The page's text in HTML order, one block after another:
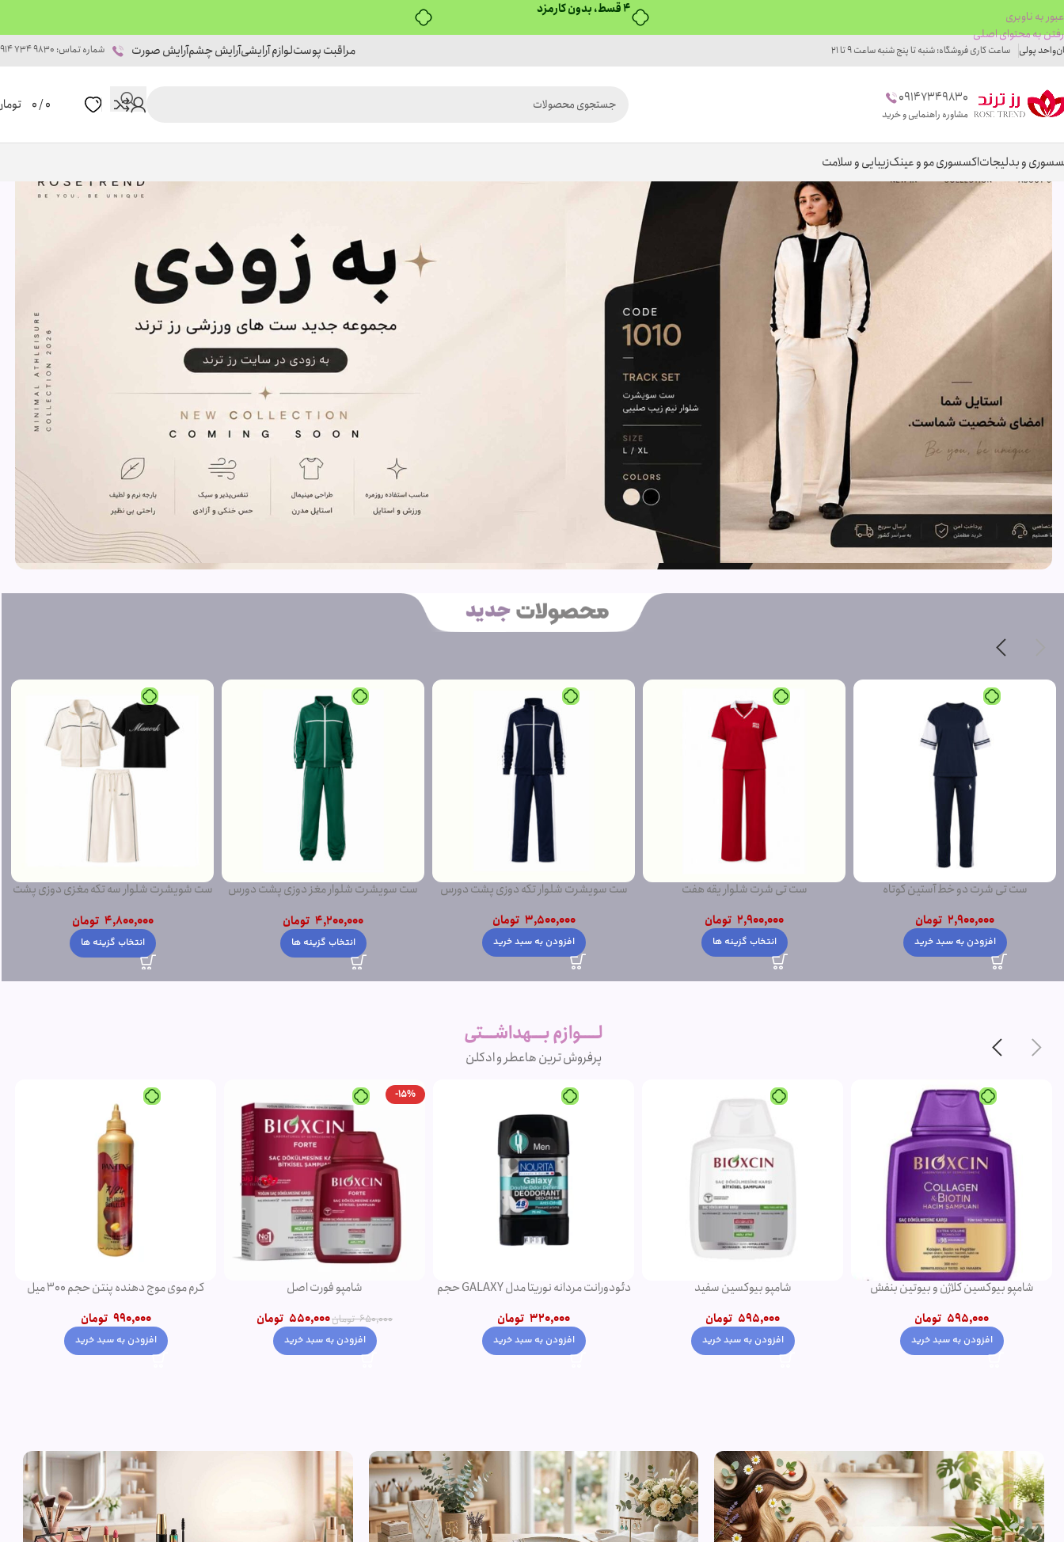
۴ قسط، بدون کارمزد
عبور به ناوبری
رفتن به محتوای اصلی
واحد پولی ساعت کاری فروشگاه: شنبه تا پنج شنبه ساعت 9 تا 21 مراقبت پوستلوازم آرایشیآرایش چشمآرایش صورت شماره تماس: 9830 734 0914
09147349830
مشاوره راهنمایی و خرید
0
/
0
و بدلیجاتاکسسوری مو و عینکزیبایی و سلامت
ست تی شرت شلوار یقه هفت
2,900,000 تومان
انتخاب گزینه ها
ست سویشرت شلوار تکه دوزی پشت دورس
3,500,000 تومان
افزودن به سبد خرید
ست سویشرت شلوار مغز دوزی پشت دورس
4,200,000 تومان
انتخاب گزینه ها
ست شویشرت شلوار سه تکه مغزی دوزی پشت
4,800,000 تومان
انتخاب گزینه ها
ست تی بلوز شلوار تامی پشت دورس لاکرادار
4,800,000 تومان
افزودن به سبد خرید
لــــوازم بـــهداشـــتی
پرفروش ترین هاعطر و ادکلن
شامپو بیوکسین سفید
595,000 تومان
افزودن به سبد خرید
320,000 تومان
افزودن به سبد خرید
شامپو فورت اصل
650,000 تومان550,000
افزودن به سبد خرید
کرم موی موج دهنده پنتن حجم 300 میل
990,000 تومان
افزودن به سبد خرید
شامپو روغن آرگان
790,000 تومان750,000
افزودن به سبد خرید